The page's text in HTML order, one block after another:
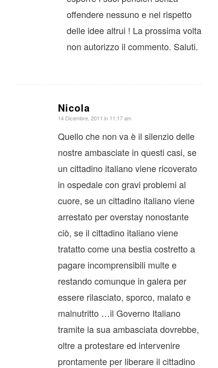
offendere nessuno e nel rispetto
delle idee altrui ! La prossima volta
non autorizzo il commento. Saluti.
Nicola
dice:
14 Dicembre, 2011 in 11:17 am
Quello che non va è il silenzio delle
nostre ambasciate in questi casi, se
un cittadino italiano viene ricoverato
in ospedale con gravi problemi al
cuore, se un cittadino italiano viene
arrestato per overstay nonostante
ciò, se il cittadino italiano viene
tratatto come una bestia costretto a
pagare incomprensibili multe e
restando comunque in galera per
essere rilasciato, sporco, malato e
malnutritto …il Governo Italiano
tramite la sua ambasciata dovrebbe,
oltre a protestare ed intervenire
prontamente per liberare il cittadino